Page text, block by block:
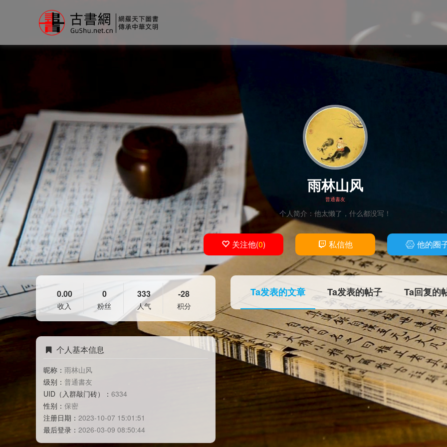
雨林山风
普通書友
个人简介：他太懒了，什么都没写！
关注他(0) 私信他 他的圈
0.00
收入
0
粉丝
333
人气
-28
积分
个人基本信息
昵称： 雨林山风
级别： 普通書友
UID（入群敲门砖）： 6334
性别： 保密
注册日期： 2023-10-07 15:01:51
最后登录： 2026-03-09 08:50:44
Ta发表的文章 Ta发表的帖子 Ta回复的